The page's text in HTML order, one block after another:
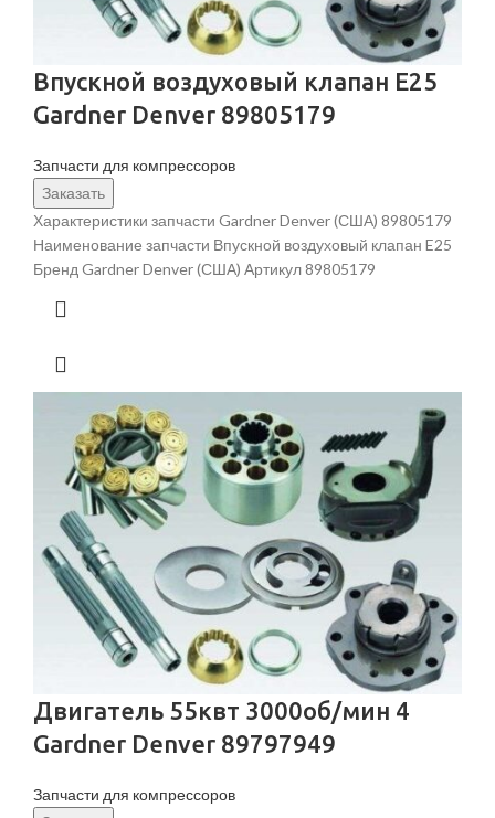
Впускной воздуховый клапан E25
Gardner Denver 89805179
Запчасти для компрессоров
Заказать
Характеристики запчасти Gardner Denver (США) 89805179
Наименование запчасти Впускной воздуховый клапан E25
Бренд Gardner Denver (США) Артикул 89805179
Двигатель 55квт 3000об/мин 4
Gardner Denver 89797949
Запчасти для компрессоров